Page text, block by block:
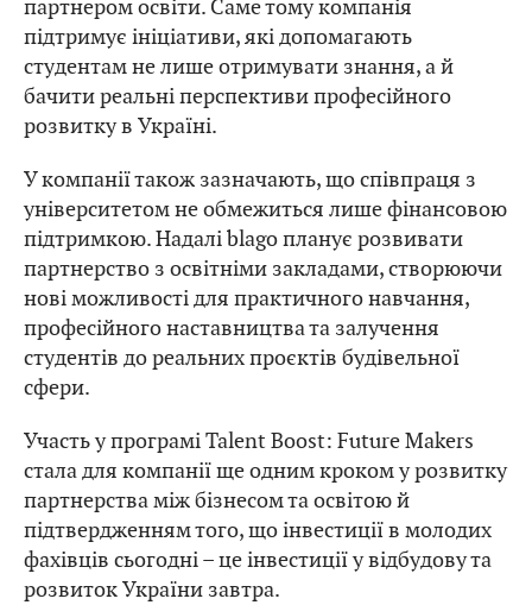
партнером освіти. Саме тому компанія
підтримує ініціативи, які допомагають
студентам не лише отримувати знання, а й
бачити реальні перспективи професійного
розвитку в Україні.
У компанії також зазначають, що співпраця з
університетом не обмежиться лише фінансовою
підтримкою. Надалі blago планує розвивати
партнерство з освітніми закладами, створюючи
нові можливості для практичного навчання,
професійного наставництва та залучення
студентів до реальних проєктів будівельної
сфери.
Участь у програмі Talent Boost: Future Makers
стала для компанії ще одним кроком у розвитку
партнерства між бізнесом та освітою й
підтвердженням того, що інвестиції в молодих
фахівців сьогодні – це інвестиції у відбудову та
розвиток України завтра.